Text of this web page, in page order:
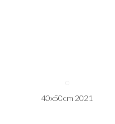
40x50cm 2021